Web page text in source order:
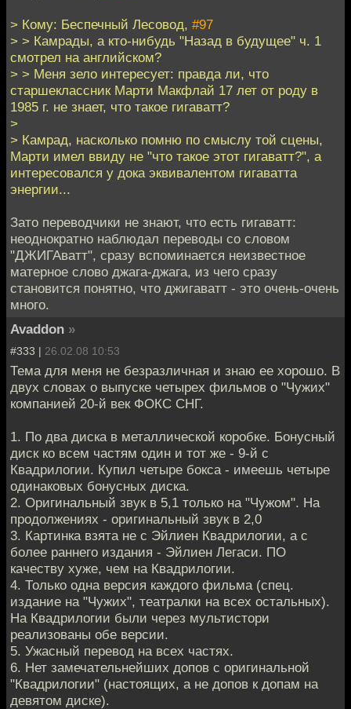
> Кому: Беспечный Лесовод, #97
> > Камрады, а кто-нибудь "Назад в будущее" ч. 1
смотрел на английском?
> > Меня зело интересует: правда ли, что
старшеклассник Марти Макфлай 17 лет от роду в
1985 г. не знает, что такое гигаватт?
>
> Камрад, насколько помню по смыслу той сцены,
Марти имел ввиду не "что такое этот гигаватт?", а
интересовался у дока эквивалентом гигаватта
энергии...
Зато переводчики не знают, что есть гигаватт:
неоднократно наблюдал переводы со словом
"ДЖИГАватт", сразу вспоминается неизвестное
матерное слово джага-джага, из чего сразу
становится понятно, что джигаватт - это очень-очень
много.
Avaddon »
#333 | 26.02.08 10:53
Тема для меня не безразличная и знаю ее хорошо. В
двух словах о выпуске четырех фильмов о "Чужих"
компанией 20-й век ФОКС СНГ.
1. По два диска в металлической коробке. Бонусный
диск ко всем частям один и тот же - 9-й с
Квадрилогии. Купил четыре бокса - имеешь четыре
одинаковых бонусных диска.
2. Оригинальный звук в 5,1 только на "Чужом". На
продолжениях - оригинальный звук в 2,0
3. Картинка взята не с Эйлиен Квадрилогии, а с
более раннего издания - Эйлиен Легаси. ПО
качеству хуже, чем на Квадрилогии.
4. Только одна версия каждого фильма (спец.
издание на "Чужих", театралки на всех остальных).
На Квадрилогии были через мультистори
реализованы обе версии.
5. Ужасный перевод на всех частях.
6. Нет замечательнейших допов с оригинальной
"Квадрилогии" (настоящих, а не допов к допам на
девятом диске).